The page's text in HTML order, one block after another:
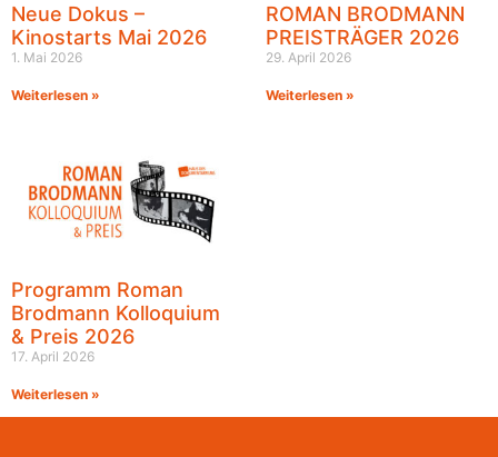
Neue Dokus –
Kinostarts Mai 2026
1. Mai 2026
Weiterlesen »
ROMAN BRODMANN
PREISTRÄGER 2026
29. April 2026
Weiterlesen »
Programm Roman
Brodmann Kolloquium
& Preis 2026
17. April 2026
Weiterlesen »